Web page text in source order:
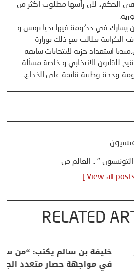
الحكم،. لان رأسها مطلوب اكثر من
يشارك في حكومة فيها تحيا تونس و
الكرامة يطالب مع ذلك بوزارة
استعداد حزبه لانتخابات سابقة
للقانون الانتخابي و خاصة مسألة
وحدة وطنية قائمة على الخداع.
" .. العالم من
RELATED
التغيرات المناخية: اكثر
تحول اجتماعي وحضاري (